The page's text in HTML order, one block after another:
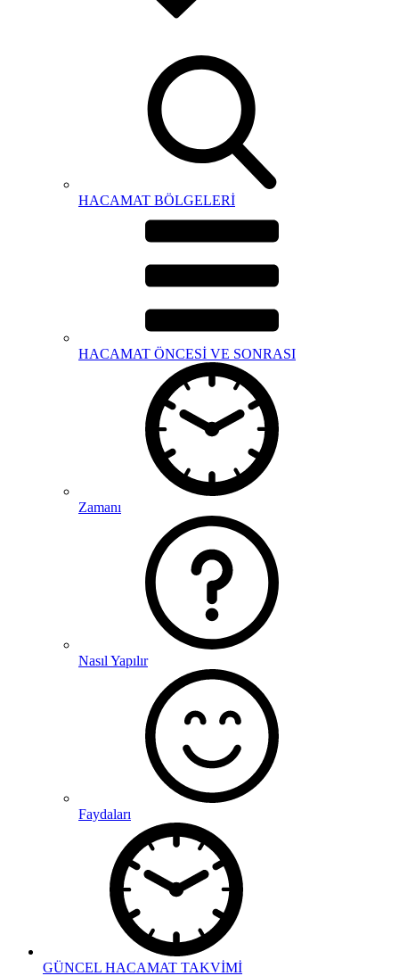
HACAMAT BÖLGELERİ
HACAMAT ÖNCESİ VE SONRASI
Zamanı
Nasıl Yapılır
Faydaları
GÜNCEL HACAMAT TAKVİMİ